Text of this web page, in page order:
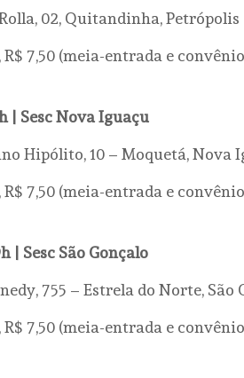
02, Quitandinha, Petrópolis
7,50 (meia-entrada e
| Sesc Nova Iguaçu
Hipólito, 10 – Moquetá, Nova
7,50 (meia-entrada e
| Sesc São Gonçalo
755 – Estrela do Norte, São
7,50 (meia-entrada e